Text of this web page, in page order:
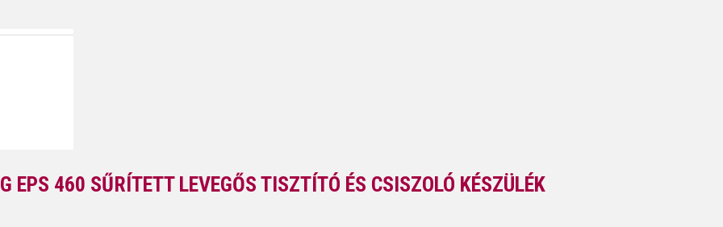
EPS 460 SŰRÍTETT LEVEGŐS TISZTÍTÓ ÉS CSISZOLÓ KÉSZÜLÉK